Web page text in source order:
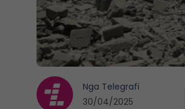
Nga Telegrafi
30/04/2025